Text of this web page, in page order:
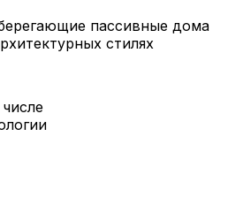
пассивные дома
стилях